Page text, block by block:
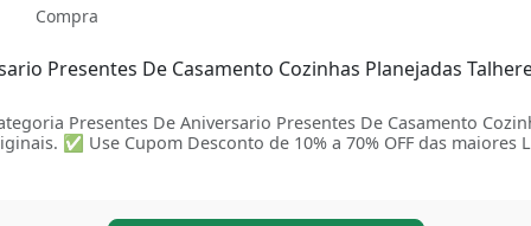
Compra
Presentes De Casamento Cozinhas Planejadas
Presentes De Aniversario Presentes De Casamento
✅ Use Cupom Desconto de 10% a 70% OFF das maiores